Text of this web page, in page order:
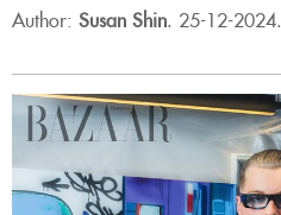
Author: Susan Shin. 25-12-2024.